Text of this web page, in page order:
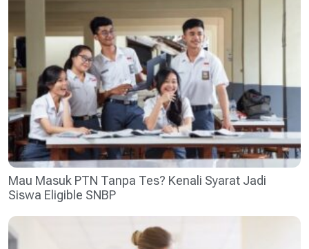
Mau Masuk PTN Tanpa Tes? Kenali Syarat Jadi
Siswa Eligible SNBP